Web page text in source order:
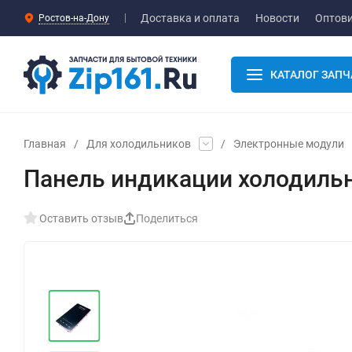
Ростов-на-Дону Доставка и оплата Новости
КАТАЛОГ
Главная / Для холодильников / Электронные модули
Панель индикации
Оставить отзыв Поделиться